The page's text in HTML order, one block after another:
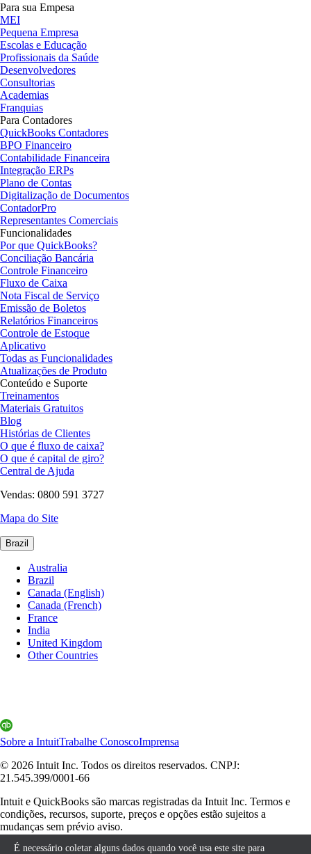
Para sua Empesa
MEI
Pequena Empresa
Escolas e Educação
Profissionais da Saúde
Desenvolvedores
Consultorias
Academias
Franquias
Para Contadores
QuickBooks Contadores
BPO Financeiro
Contabilidade Financeira
Integração ERPs
Plano de Contas
Digitalização de Documentos
ContadorPro
Representantes Comerciais
Funcionalidades
Por que QuickBooks?
Conciliação Bancária
Controle Financeiro
Fluxo de Caixa
Nota Fiscal de Serviço
Emissão de Boletos
Relatórios Financeiros
Controle de Estoque
Aplicativo
Todas as Funcionalidades
Atualizações de Produto
Conteúdo e Suporte
Treinamentos
Materiais Gratuitos
Blog
Histórias de Clientes
O que é fluxo de caixa?
O que é capital de giro?
Central de Ajuda
Vendas: 0800 591 3727
Mapa do Site
Brazil
Australia
Brazil
Canada (English)
Canada (French)
France
India
United Kingdom
Other Countries
Sobre a IntuitTrabalhe ConoscoImprensa
© 2026 Intuit Inc. Todos os direitos reservados. CNPJ:
21.545.399/0001-66
Intuit e QuickBooks são marcas registradas da Intuit Inc. Termos e
condições, recursos, suporte, preços e opções estão sujeitos a
mudanças sem prévio aviso.
Ao acessar essa página você concorda com nossos Termos e
É necessário coletar alguns dados quando você usa este site para